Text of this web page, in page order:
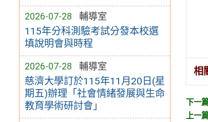
2026-07-28 輔導室
115年分科測驗考試分發本校選
填說明會與時程
2026-07-28 輔導室
慈濟大學訂於115年11月20日(星
期五)辦理「社會情緒發展與生命
教育學術研討會」
相